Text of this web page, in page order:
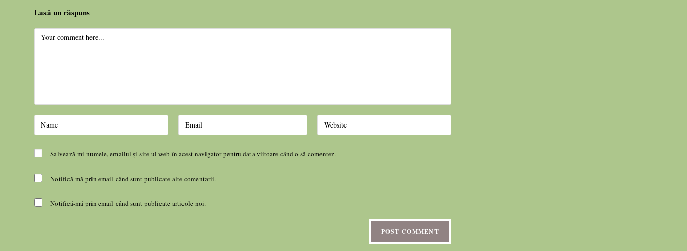
Lasă un răspuns
Salvează-mi numele, emailul și site-ul web în acest navigator pentru data viitoare când o să comentez.
Notifică-mă prin email când sunt publicate alte comentarii.
Notifică-mă prin email când sunt publicate articole noi.